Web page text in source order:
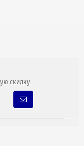
скидку